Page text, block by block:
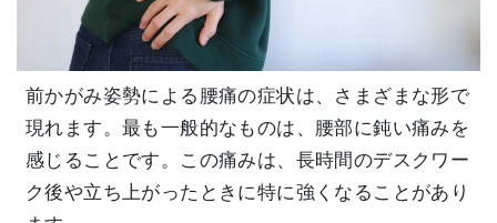
前かがみ姿勢による腰痛の症状は、さまざまな形で
現れます。最も一般的なものは、腰部に鈍い痛みを
感じることです。この痛みは、長時間のデスクワー
ク後や立ち上がったときに特に強くなることがあり